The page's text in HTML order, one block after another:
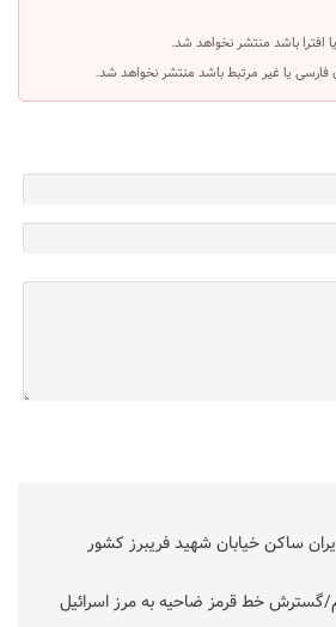
افترا باشد منتشر نخواهد شد.
فارسی یا غیر مرتبط باشد منتشر نخواهد شد.
ساکن خیابان شهید فریبرز کشور
خط قرمز ضاحیه به مرز اسرائیل